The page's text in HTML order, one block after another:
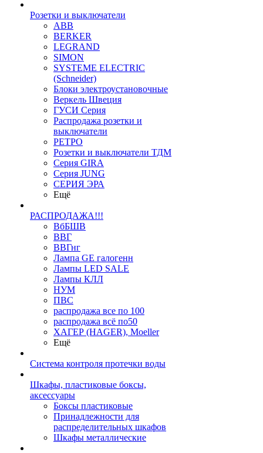
Розетки и выключатели
ABB
BERKER
LEGRAND
SIMON
SYSTEME ELECTRIC
(Schneider)
Блоки электроустановочные
Веркель Швеция
ГУСИ Серия
Распродажа розетки и
выключатели
РЕТРО
Розетки и выключатели ТДМ
Серия GIRA
Серия JUNG
СЕРИЯ ЭРА
Ещё
РАСПРОДАЖА!!!
ВбБШВ
ВВГ
ВВГнг
Лампа GE галогенн
Лампы LED SALE
Лампы КЛЛ
НУМ
ПВС
распродажа все по 100
распродажа всё по50
ХАГЕР (HAGER), Moeller
Ещё
Система контроля протечки воды
Шкафы, пластиковые боксы,
аксессуары
Боксы пластиковые
Принадлежности для
распределительных шкафов
Шкафы металлические